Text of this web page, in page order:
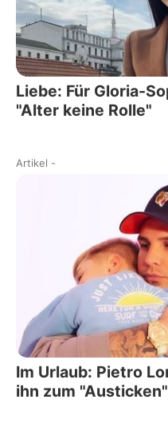
Liebe: Für Gloria-
"Alter keine Rolle"
Artikel -
Im Urlaub: Pietro
ihn zum "Austicken"